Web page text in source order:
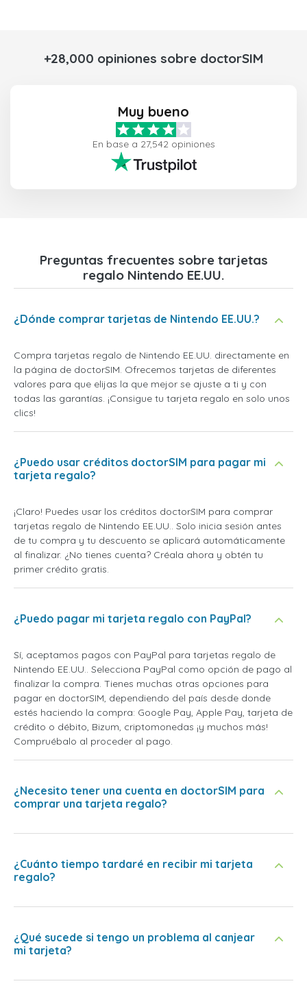
+28,000 opiniones sobre doctorSIM
Muy bueno
En base a 27,542 opiniones
Preguntas frecuentes sobre tarjetas
regalo Nintendo EE.UU.
¿Dónde comprar tarjetas de Nintendo EE.UU.?
Compra tarjetas regalo de Nintendo EE.UU. directamente en
la página de doctorSIM. Ofrecemos tarjetas de diferentes
valores para que elijas la que mejor se ajuste a ti y con
todas las garantías. ¡Consigue tu tarjeta regalo en solo unos
clics!
¿Puedo usar créditos doctorSIM para pagar mi
tarjeta regalo?
¡Claro! Puedes usar los créditos doctorSIM para comprar
tarjetas regalo de Nintendo EE.UU.. Solo inicia sesión antes
de tu compra y tu descuento se aplicará automáticamente
al finalizar. ¿No tienes cuenta? Créala ahora y obtén tu
primer crédito gratis.
¿Puedo pagar mi tarjeta regalo con PayPal?
Sí, aceptamos pagos con PayPal para tarjetas regalo de
Nintendo EE.UU.. Selecciona PayPal como opción de pago al
finalizar la compra. Tienes muchas otras opciones para
pagar en doctorSIM, dependiendo del país desde donde
estés haciendo la compra: Google Pay, Apple Pay, tarjeta de
crédito o débito, Bizum, criptomonedas ¡y muchos más!
Compruébalo al proceder al pago.
¿Necesito tener una cuenta en doctorSIM para
comprar una tarjeta regalo?
¿Cuánto tiempo tardaré en recibir mi tarjeta
regalo?
¿Qué sucede si tengo un problema al canjear
mi tarjeta?